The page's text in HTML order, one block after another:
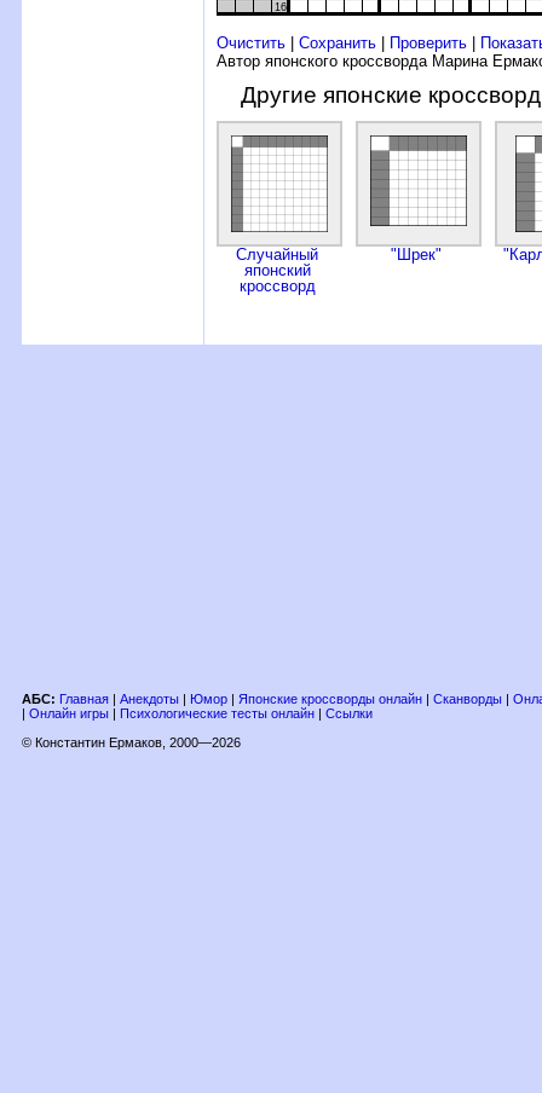
16
Очистить Сохранить Проверить
Автор японского кроссворда Марина
Другие японские
Случайный
японский
кроссворд
"Шрек"
АБС: Главная | Анекдоты | Юмор | Японские кроссворды онлайн | Сканворды |
| Онлайн игры | Психологические тесты онлайн | Ссылки
© Константин Ермаков, 2000—2026